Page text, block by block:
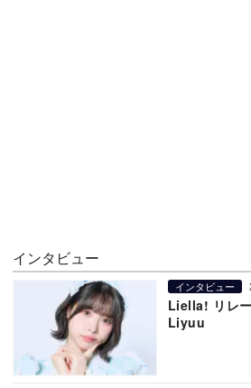
インタビュー
インタビュー
Liella! リレ
Liyuu